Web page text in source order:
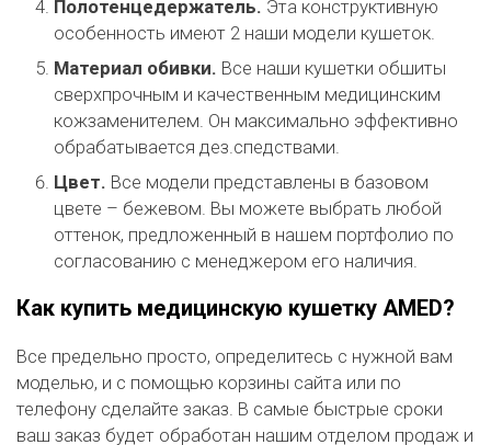
Полотенцедержатель. Эта конструктивную
особенность имеют 2 наши модели кушеток.
Материал обивки. Все наши кушетки обшиты
сверхпрочным и качественным медицинским
кожзаменителем. Он максимально эффективно
обрабатывается дез.спедствами.
Цвет. Все модели представлены в базовом
цвете – бежевом. Вы можете выбрать любой
оттенок, предложенный в нашем портфолио по
согласованию с менеджером его наличия.
Как купить медицинскую кушетку AMED?
Все предельно просто, определитесь с нужной вам
моделью, и с помощью корзины сайта или по
телефону сделайте заказ. В самые быстрые сроки
ваш заказ будет обработан нашим отделом продаж и